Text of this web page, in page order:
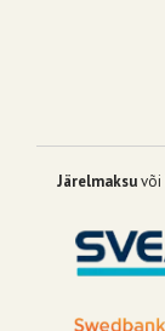
Järelmaksuvõi